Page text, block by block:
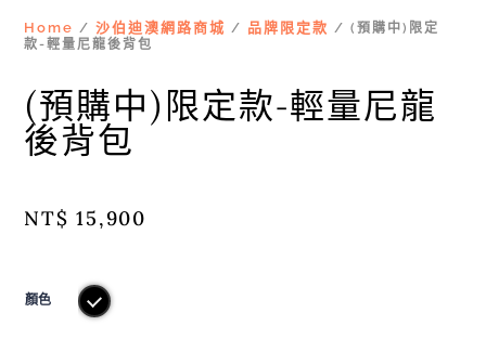
Home /沙伯迪澳網路商城 / 品牌限定款 / (預購中)限定
款-輕量尼龍後背包
(預購中)限定款-輕量尼龍
後背包
NT$ 15,900
顏色